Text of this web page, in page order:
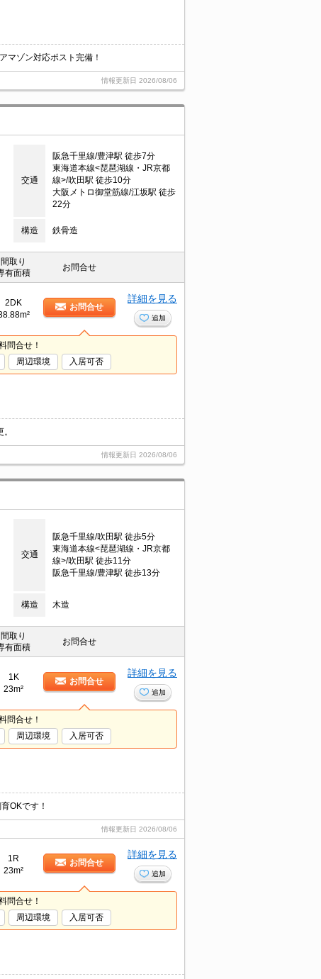
マゾン対応ポスト完備！
情報更新日 2026/08/06
交通
阪急千里線/豊津駅 徒歩7分
東海道本線<琵琶湖線・JR京都
線>/吹田駅 徒歩10分
大阪メトロ御堂筋線/江坂駅 徒歩
22分
構造 鉄骨造
間取り
有面積
お問合せ
2DK
お問合せ
詳細を見る
追加
問合せ！
周辺環境 入居可否
情報更新日 2026/08/06
交通
阪急千里線/吹田駅 徒歩5分
東海道本線<琵琶湖線・JR京都
線>/吹田駅 徒歩11分
阪急千里線/豊津駅 徒歩13分
構造 木造
間取り
有面積
お問合せ
1K
23m²
お問合せ
詳細を見る
追加
問合せ！
周辺環境 入居可否
OKです！
情報更新日 2026/08/06
1R
23m²
お問合せ
詳細を見る
追加
問合せ！
周辺環境 入居可否